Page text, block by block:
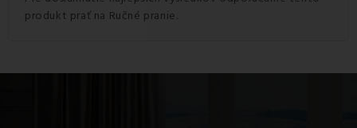
produkt prať na Ručné pranie.